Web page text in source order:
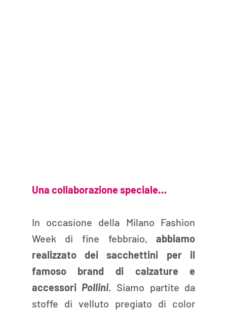
Una collaborazione speciale…
In occasione della Milano Fashion
Week di fine febbraio, abbiamo
realizzato dei sacchettini per il
famoso brand di calzature e
accessori Pollini. Siamo partite da
stoffe di velluto pregiato di color